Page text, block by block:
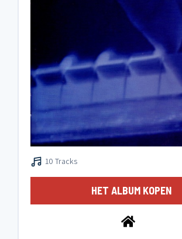
10 Tracks
HET ALBUM KOPEN